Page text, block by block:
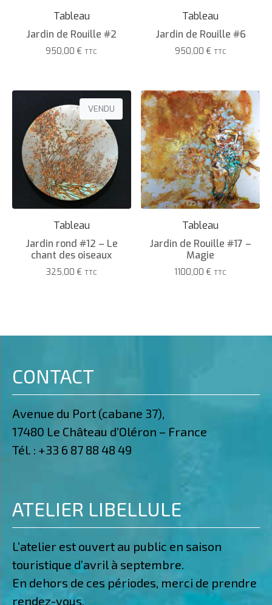
Tableau
Jardin de Rouille #2
950,00€ TTC
Tableau
Jardin de Rouille #6
950,00 € TTC
VENDU
Tableau
Jardin rond #12 – Le
chant des oiseaux
325,00 € TTC
Tableau
Jardin de Rouille #17 –
Magie
1100,00€ TTC
CONTACT
Avenue du Port (cabane 37),
17480 Le Château d’Oléron – France
Tél. : +33 6 87 88 48 49
ATELIER LIBELLULE
L’atelier est ouvert au public en saison
touristique d’avril à septembre.
En dehors de ces périodes, merci de prendre
rendez-vous.